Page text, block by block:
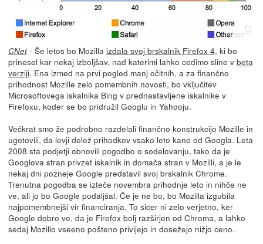
CNet- Še letos bo Mozilla izdala svoj brskalnik Firefox 4, ki bo
prinesel kar nekaj izboljšav, nad katerimi lahko cedimo sline v beta
verziji. Ena izmed na prvi pogled manj očitnih, a za finančno
prihodnost Mozille zelo pomembnih novosti, bo vključitev
Microsoftovega iskalnika Bing v prednastavljene iskalnike v
Firefoxu, koder se bo pridružil Googlu in Yahooju.
Večkrat smo že podrobno razdelali finančno konstrukcijo Mozille in
ugotovili, da levji delež prihodkov vsako leto kane od Googla. Leta
2008 sta podjetji obnovili pogodbo o sodelovanju, tako da je
Googlova stran privzet iskalnik in domača stran v Mozilli, a je le
nekaj dni pozneje Google predstavil svoj brskalnik Chrome.
Trenutna pogodba se izteče novembra prihodnje leto in nihče ne
ve, ali jo bo Google podaljšal. Če je ne bo, bo Mozilla izgubila
najpomembnejši vir financiranja. To sicer ni zelo verjetno, ker
Google dobro ve, da je Firefox bolj razširjen od Chroma, a lahko
sedaj Mozillo vseeno pošteno privijejo in dosežejo nižjo ceno.